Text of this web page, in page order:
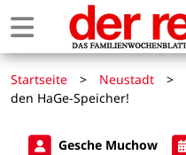
Startseite > Neustadt >
den HaGe-Speicher!
Gesche Muchow